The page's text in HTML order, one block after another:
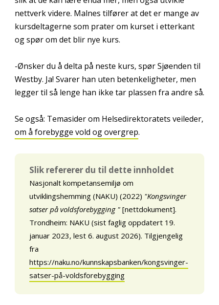
nettverk videre. Malnes tilfører at det er mange av
kursdeltagerne som prater om kurset i etterkant
og spør om det blir nye kurs.
-Ønsker du å delta på neste kurs, spør Sjøenden til
Westby. Ja! Svarer han uten betenkeligheter, men
legger til så lenge han ikke tar plassen fra andre så.
Se også: Temasider om Helsedirektoratets veileder,
om å forebygge vold og overgrep.
Slik refererer du til dette innholdet
Nasjonalt kompetansemiljø om
utviklingshemming (NAKU) (2022) "Kongsvinger
satser på voldsforebygging " [nettdokument].
Trondheim: NAKU (sist faglig oppdatert 19.
januar 2023, lest 6. august 2026). Tilgjengelig
fra
https://naku.no/kunnskapsbanken/kongsvinger-
satser-på-voldsforebygging